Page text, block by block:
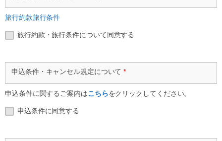
旅行約款旅行条件
旅行約款・旅行条件について同意する
申込条件・キャンセル規定について*
申込条件に関するご案内はこちらをクリックしてください。
申込条件に同意する